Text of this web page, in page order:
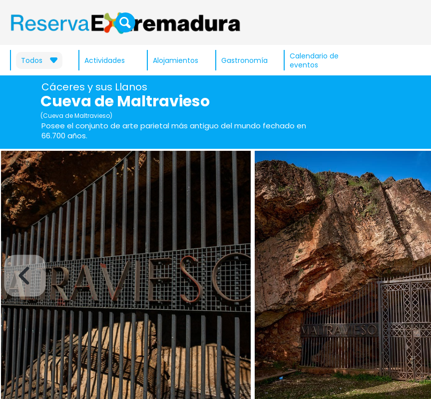
Todos Actividades Alojamientos Gastronomía
Calendario de
eventos
Cáceres y sus Llanos
Cueva de Maltravieso
(Cueva de Maltravieso)
Posee el conjunto de arte parietal más antiguo del mundo fechado en
66.700 años.